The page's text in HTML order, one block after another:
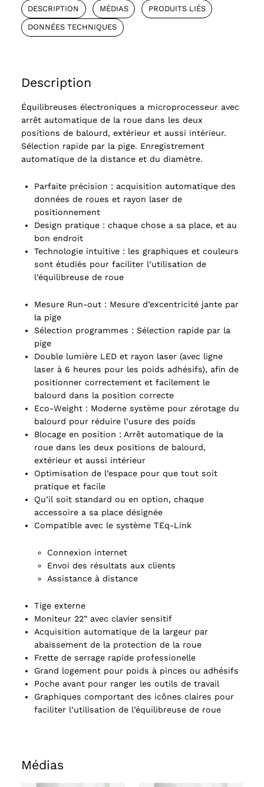
DESCRIPTION MÉDIAS PRODUITS LIÉS
DONNÉES TECHNIQUES
Description
Équilibreuses électroniques a microprocesseur avec
arrêt automatique de la roue dans les deux
positions de balourd, extérieur et aussi intérieur.
Sélection rapide par la pige. Enregistrement
automatique de la distance et du diamètre.
Parfaite précision : acquisition automatique des
données de roues et rayon laser de
positionnement
Design pratique : chaque chose a sa place, et au
bon endroit
Technologie intuitive : les graphiques et couleurs
sont étudiés pour faciliter l’utilisation de
l’équilibreuse de roue
Mesure Run-out : Mesure d’excentricité jante par
la pige
Sélection programmes : Sélection rapide par la
pige
Double lumière LED et rayon laser (avec ligne
laser à 6 heures pour les poids adhésifs), afin de
positionner correctement et facilement le
balourd dans la position correcte
Eco-Weight : Moderne système pour zérotage du
balourd pour réduire l’usure des poids
Blocage en position : Arrêt automatique de la
roue dans les deux positions de balourd,
extérieur et aussi intérieur
Optimisation de l’espace pour que tout soit
pratique et facile
Qu’il soit standard ou en option, chaque
accessoire a sa place désignée
Compatible avec le système TEq-Link
Connexion internet
Envoi des résultats aux clients
Assistance à distance
Tige externe
Moniteur 22” avec clavier sensitif
Acquisition automatique de la largeur par
abaissement de la protection de la roue
Frette de serrage rapide professionelle
Grand logement pour poids à pinces ou adhésifs
Poche avant pour ranger les outils de travail
Graphiques comportant des icônes claires pour
faciliter l’utilisation de l’équilibreuse de roue
Médias